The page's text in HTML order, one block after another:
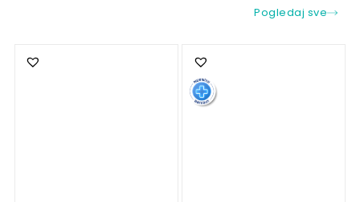
Pogledaj sve